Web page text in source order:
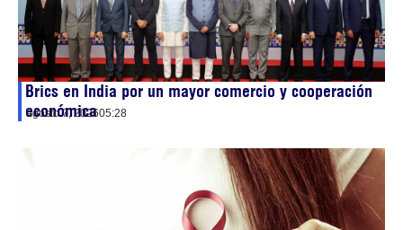
Brics en India por un mayor comercio y cooperación
económica
agosto 7, 202605:28